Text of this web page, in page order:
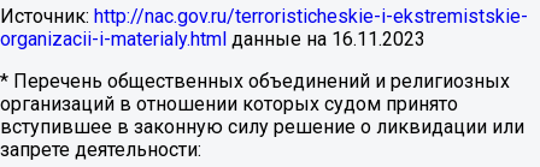
Источник: http://nac.gov.ru/terroristicheskie-i-ekstremistskie-
organizacii-i-materialy.html данные на 16.11.2023
* Перечень общественных объединений и религиозных
организаций в отношении которых судом принято
вступившее в законную силу решение о ликвидации или
запрете деятельности: